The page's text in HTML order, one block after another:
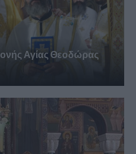
Αγίας Θεοδώρας